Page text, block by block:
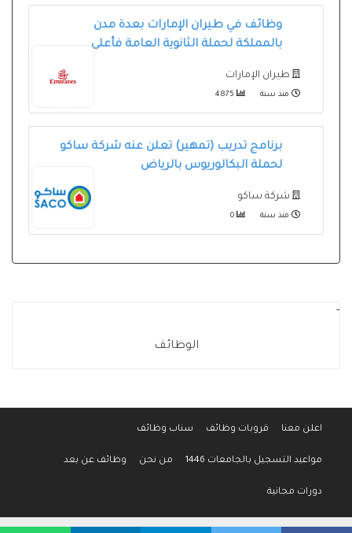
وظائف في طيران الإمارات بعدة مدن
بالمملكة لحملة الثانوية العامة فأعلى
طيران الإمارات
منذ سنة
برنامج تدريب (تمهير) تعلن عنه شركة ساكو
لحملة البكالوريوس بالرياض
شركة ساكو
منذ سنة
-
الوظائف
اعلن معنا قروبات وظائف سناب وظائف
مواعيد التسجيل بالجامعات 1446 من نحن وظائف عن بعد
دورات مجانية
جميع الحقوق محفوظة لموقع وظائف المواطن © 2016-2026